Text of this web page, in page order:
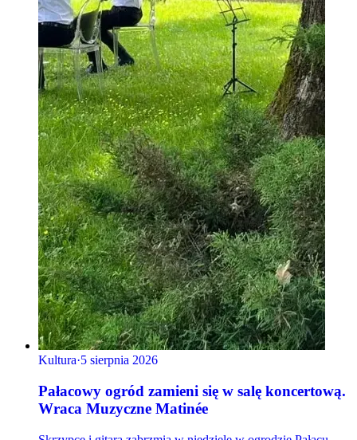
Kultura·5 sierpnia 2026
Pałacowy ogród zamieni się w salę koncertową.
Wraca Muzyczne Matinée